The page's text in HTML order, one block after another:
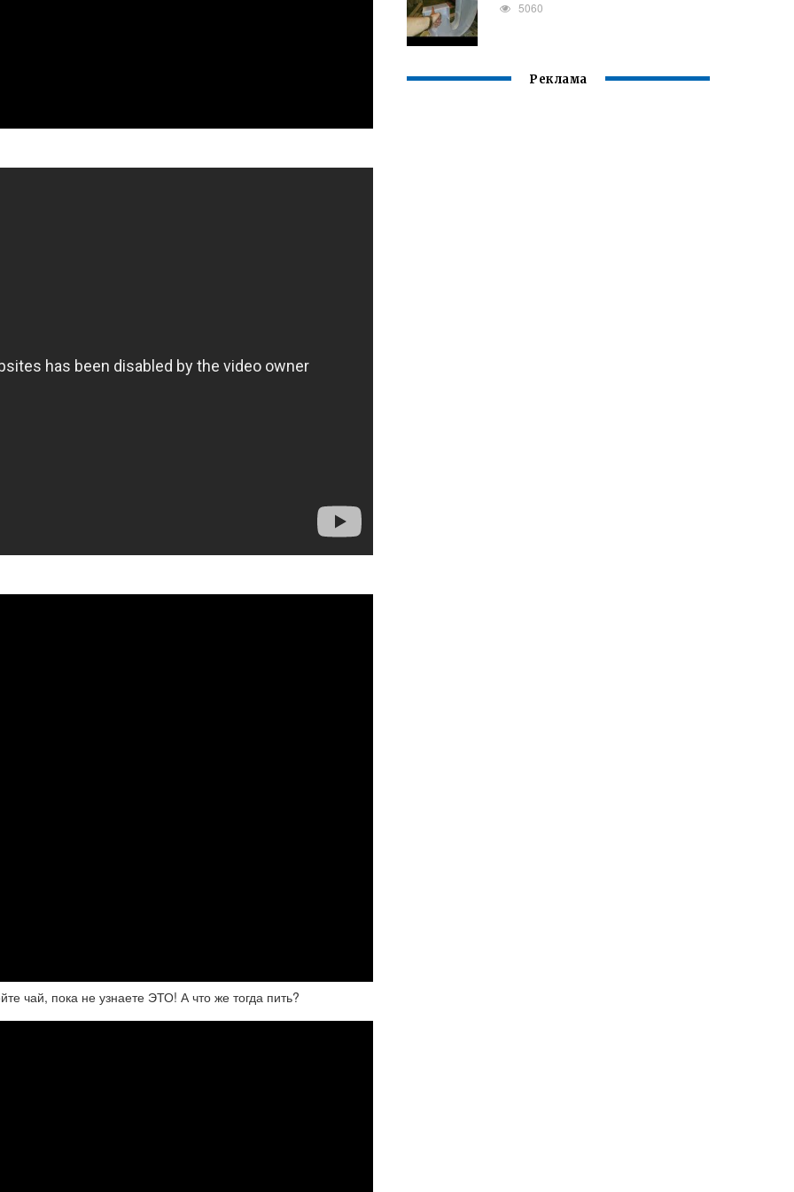
чай, пока не узнаете ЭТО! А что же тогда пить?
5060
Реклама